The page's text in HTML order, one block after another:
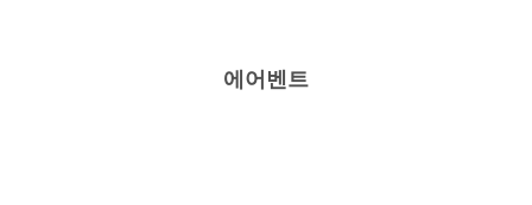
에어벤트